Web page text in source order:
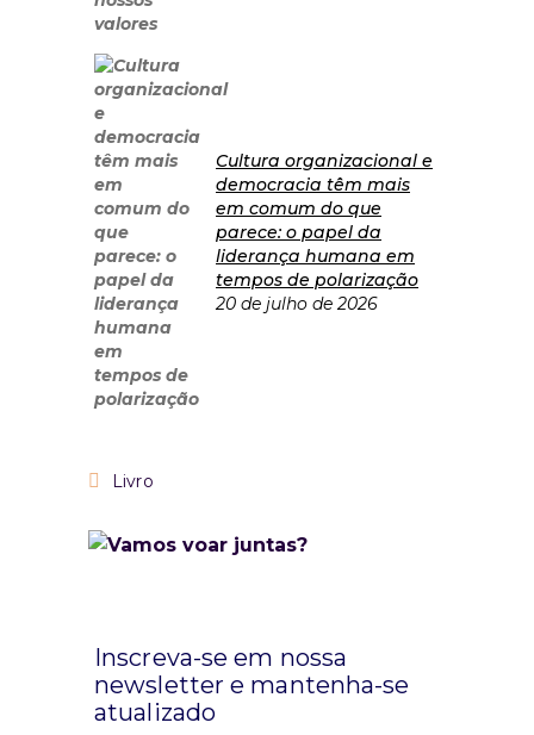
Cultura organizacional e
democracia têm mais
em comum do que
parece: o papel da
liderança humana em
tempos de polarização
20 de julho de 2026
Livro
Inscreva-se em nossa
newsletter e mantenha-se
atualizado